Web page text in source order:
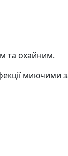
та охайним.
миючими